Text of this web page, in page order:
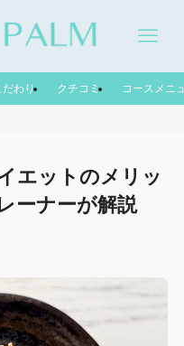
だわり クチコミ コースメニ
エットのメリッ
ーナーが解説